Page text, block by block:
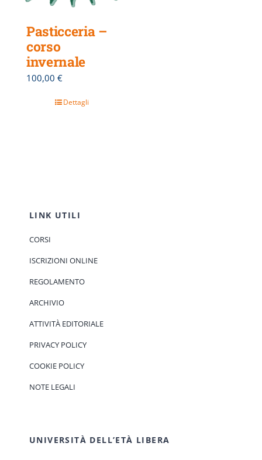
Pasticceria –
corso
invernale
100,00 €
Dettagli
LINK UTILI
CORSI
ISCRIZIONI ONLINE
REGOLAMENTO
ARCHIVIO
ATTIVITÀ EDITORIALE
PRIVACY POLICY
COOKIE POLICY
NOTE LEGALI
UNIVERSITÀ DELL’ETÀ LIBERA